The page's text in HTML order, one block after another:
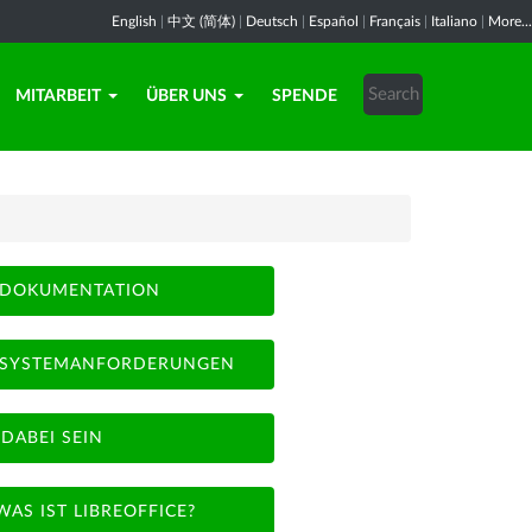
English 中文 (简体) Deutsch Español Français Italiano More...
MITARBEIT ÜBER UNS SPENDE
DOKUMENTATION
SYSTEMANFORDERUNGEN
DABEI SEIN
IST LIBREOFFICE?